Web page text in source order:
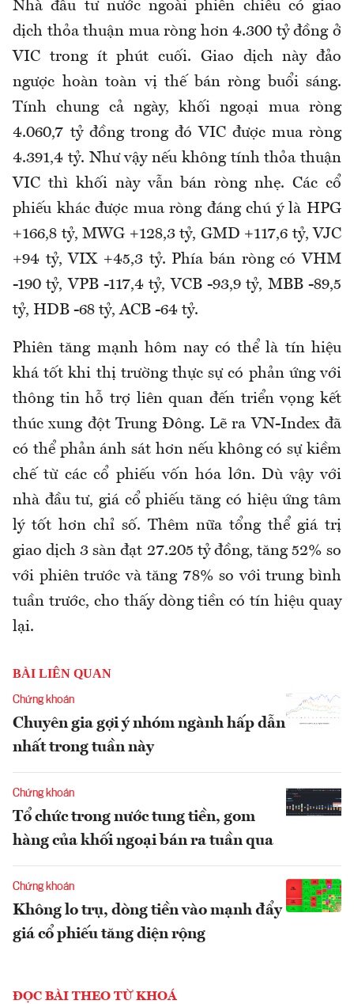
Nhà đầu tư nước ngoài phiên chiều có giao
dịch thỏa thuận mua ròng hơn 4.300 tỷ đồng ở
VIC trong ít phút cuối. Giao dịch này đảo
ngược hoàn toàn vị thế bán ròng buổi sáng.
Tính chung cả ngày, khối ngoại mua ròng
4.060,7 tỷ đồng trong đó VIC được mua ròng
4.391,4 tỷ. Như vậy nếu không tính thỏa thuận
VIC thì khối này vẫn bán ròng nhẹ. Các cổ
phiếu khác được mua ròng đáng chú ý là HPG
+166,8 tỷ, MWG +128,3 tỷ, GMD +117,6 tỷ, VJC
+94 tỷ, VIX +45,3 tỷ. Phía bán ròng có VHM
-190 tỷ, VPB -117,4 tỷ, VCB -93,9 tỷ, MBB -89,5
tỷ, HDB -68 tỷ, ACB -64 tỷ.
Phiên tăng mạnh hôm nay có thể là tín hiệu
khá tốt khi thị trường thực sự có phản ứng với
thông tin hỗ trợ liên quan đến triển vọng kết
thúc xung đột Trung Đông. Lẽ ra VN-Index đã
có thể phản ánh sát hơn nếu không có sự kiềm
chế từ các cổ phiếu vốn hóa lớn. Dù vậy với
nhà đầu tư, giá cổ phiếu tăng có hiệu ứng tâm
lý tốt hơn chỉ số. Thêm nữa tổng thể giá trị
giao dịch 3 sàn đạt 27.205 tỷ đồng, tăng 52% so
với phiên trước và tăng 78% so với trung bình
tuần trước, cho thấy dòng tiền có tín hiệu quay
lại.
BÀI LIÊN QUAN
Chứng khoán
Chuyên gia gợi ý nhóm ngành hấp dẫn
nhất trong tuần này
Chứng khoán
Tổ chức trong nước tung tiền, gom
hàng của khối ngoại bán ra tuần qua
Chứng khoán
Không lo trụ, dòng tiền vào mạnh đẩy
giá cổ phiếu tăng diện rộng
ĐỌC BÀI THEO TỪ KHOÁ